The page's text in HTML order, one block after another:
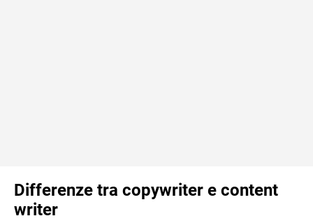
Differenze tra copywriter e content
writer